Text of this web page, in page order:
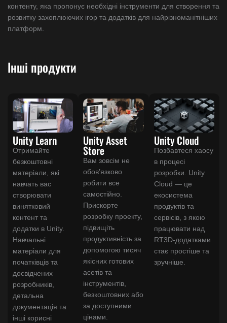
контенту, яка пропонує необхідні інструменти для створення та
розвитку захоплюючих ігор та додатків для найрізноманітніших
платформ.
Інші продукти
Unity Learn
Отримайте
безкоштовні
матеріали, які
навчать вас
створювати
винятковий
контент та
додатки в Unity.
Навчальні
матеріали для
початківців та
досвідчених
розробників,
детальна
документація та
інші корисні
Unity Asset
Store
Вам зовсім не
обов’язково
робити все
самостійно.
Прискорте
розробку проекту,
підвищіть
продуктивність за
допомогою тисяч
якісних готових
асетів та
інструментів,
безкоштовних або
за доступними
цінами.
Unity Cloud
Позбавтеся хаосу
в процесі
розробки. Unity
Cloud — це
екосистема
продуктів та
сервісів, з якою
працювати над
RT3D-додатками
стає простіше та
зручніше.